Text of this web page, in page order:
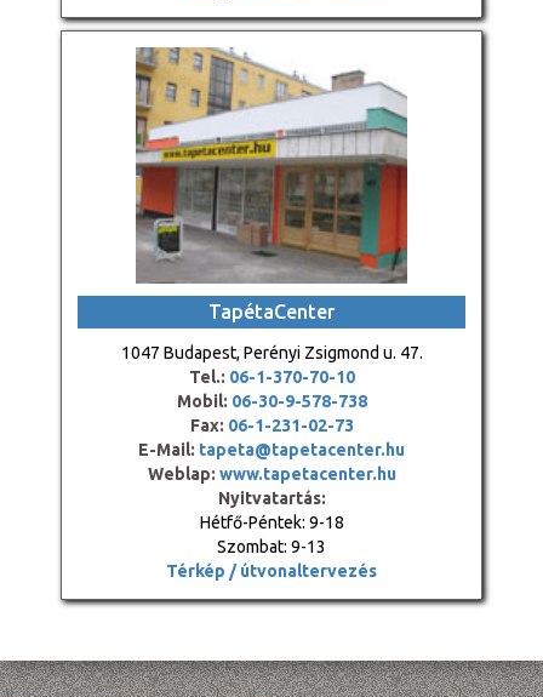
TapétaCenter
1047 Budapest, Perényi Zsigmond u. 47.
Tel.: 06-1-370-70-10
Mobil: 06-30-9-578-738
Fax: 06-1-231-02-73
E-Mail: tapeta@tapetacenter.hu
Weblap: www.tapetacenter.hu
Nyitvatartás:
Hétfő-Péntek: 9-18
Szombat: 9-13
Térkép / útvonaltervezés